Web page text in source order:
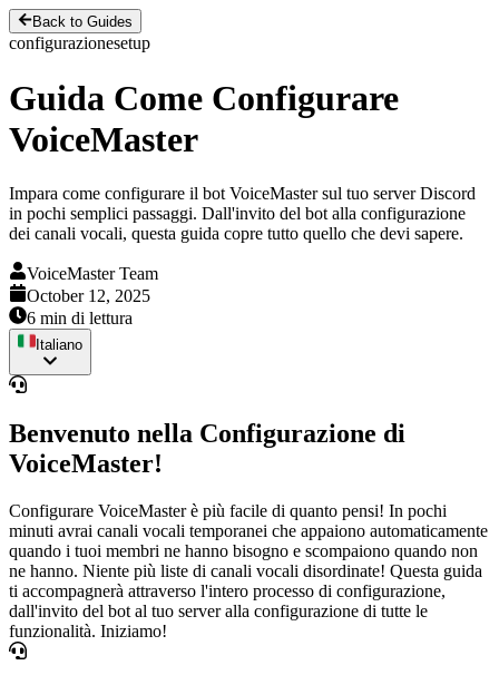
Back to Guides
configurazionesetup
Guida Come Configurare
VoiceMaster
Impara come configurare il bot VoiceMaster sul tuo server Discord
in pochi semplici passaggi. Dall'invito del bot alla configurazione
dei canali vocali, questa guida copre tutto quello che devi sapere.
VoiceMaster Team
October 12, 2025
6 min di lettura
Italiano
Benvenuto nella Configurazione di
VoiceMaster!
Configurare VoiceMaster è più facile di quanto pensi! In pochi
minuti avrai canali vocali temporanei che appaiono automaticamente
quando i tuoi membri ne hanno bisogno e scompaiono quando non
ne hanno. Niente più liste di canali vocali disordinate! Questa guida
ti accompagnerà attraverso l'intero processo di configurazione,
dall'invito del bot al tuo server alla configurazione di tutte le
funzionalità. Iniziamo!